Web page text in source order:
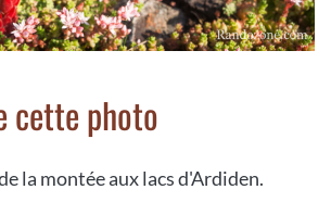
cette photo
la montée aux lacs d'Ardiden.